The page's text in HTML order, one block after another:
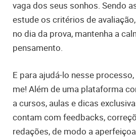
vaga dos seus sonhos. Sendo
estude os critérios de
no dia da prova, mantenha a
pensamento.
E para ajudá-lo nesse
me! Além de uma plataforma
a cursos, aulas e dicas
contam com feedbacks,
redações, de modo a